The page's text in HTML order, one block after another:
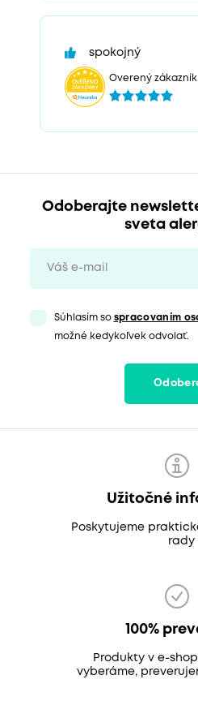
spokojný
Overený
Odoberajte
sveta
Súhlasím so spracovaním
možné kedykoľvek odvolať.
Užitočné
Poskytujeme
rady
100%
Produkty v e-
vyberáme,